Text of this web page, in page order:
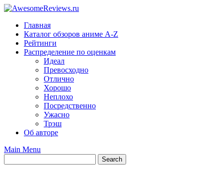
Skip
contentГлавная
Каталог обзоров аниме A-Z
Рейтинги
Распределение по оценкам
Идеал
Превосходно
Отлично
Хорошо
Неплохо
Посредственно
Ужасно
Трэш
Об авторе
Main Menu